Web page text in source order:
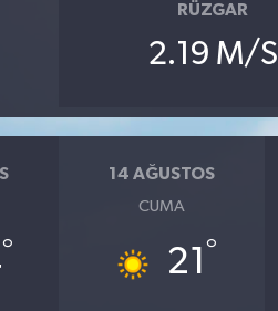
RÜZGAR
2.19 M/S
°
14 AĞUSTOS
CUMA
21 °